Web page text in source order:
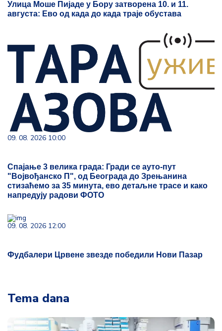
Улица Моше Пијаде у Бору затворена 10. и 11.
августа: Ево од када до када траје обустава
09. 08. 2026 10:00
Спајање 3 велика града: Гради се ауто-пут
"Војвођанско П", од Београда до Зрењанина
стизаћемо за 35 минута, ево детаљне трасе и како
напредују радови ФОТО
09. 08. 2026 12:00
Фудбалери Црвене звезде победили Нови Пазар
Tema dana